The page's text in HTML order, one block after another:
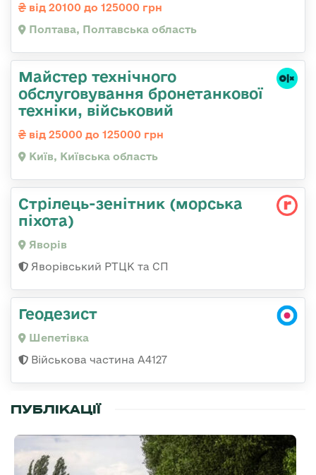
від 20100 до 125000 грн
Полтава, Полтавська область
Майстер технічного
обслуговування бронетанкової
техніки, військовий
від 25000 до 125000 грн
Київ, Київська область
Стрілець-зенітник (морська
піхота)
Яворів
Яворівський РТЦК та СП
Геодезист
Шепетівка
Військова частина А4127
ПУБЛІКАЦІЇ